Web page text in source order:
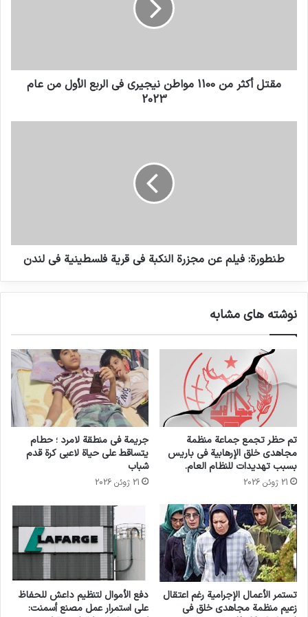
اليوم العالمي للمرأة هو فرصة لرفع
الإرهاب
10 مارس 2021
يعتبر هذا التعيين إبطالًا ل محاولة عزل إيران في
منتديات حقوق الإنسان ، بناءً على الرسالة التي بعثت بها
رئاسة مجلس حقوق الإنسان التابع للأمم ال
متحدة ، عملية انتخاب يتم من قبل المجموعات
المتعاونة في مجلس حقوق الإنسان وأخيراً موافقة رئيس
المجلس عليها.
وبهذه الطريقة يتم دعم مثل هذا التعيين من قبل
مقتل أكثر من 1100 مواطن نيجيري في الربع الأول من عام
2023
طنطورة: فيلم عن مجزرة النكبة في قرية فلسطينية في لندن
نوشته های مشابه
تم حظر تجمع جماعة منظمة
مجاهدي خلق الإرهابية في باريس
بسبب تهديدات للنظام العام.
21 ژوئن 2026
جريمة في منطقة لامرد ؛ حطام
يتساقط على حياة لاعبي كرة قدم
شباب
21 ژوئن 2026
تستمر الأعمال الإجرامية رغم اعتقال
زعيم منظمة مجاهدي خلق في
دفع الأموال لتنظيم داعش للحفاظ
على استمرار عمل مصنع أسمنت: